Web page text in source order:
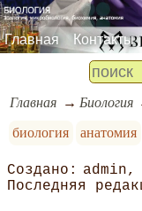
Главная Контакты
Главная Биология
биология
анатомия
admin